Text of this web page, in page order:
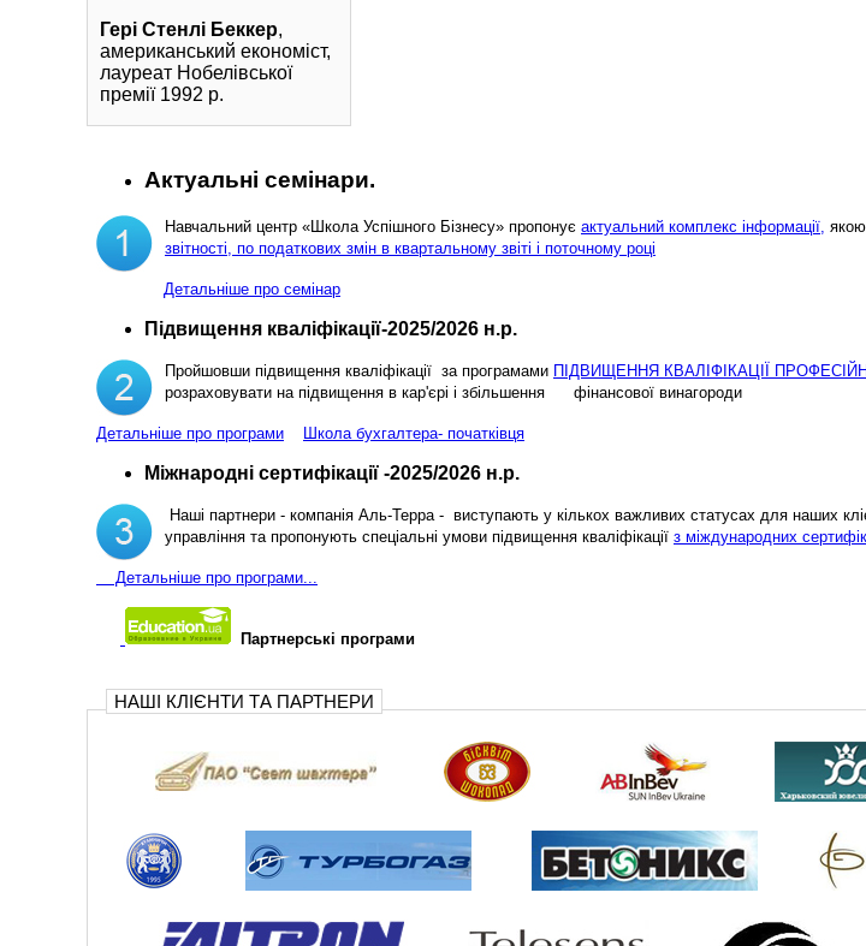
Гері Стенлі Беккер,
американський економіст,
лауреат Нобелівської
премії 1992 р.
Актуальні семінари.
Навчальний центр «Школа Успішного Бізнесу» пропонує актуальний комплекс інформації,
звітності, по податкових змін в квартальному звіті і поточному році
Детальніше про семінар
Підвищення кваліфікації-2025/2026 н.р.
Пройшовши підвищення кваліфікації за програмами ПІДВИЩЕННЯ КВАЛІФІКАЦІЇ
розраховувати на підвищення в кар'єрі і збільшення фінансової винагороди
Детальніше про програми Школа бухгалтера- початківця
Міжнародні сертифікації -2025/2026 н.р.
Наші партнери - компанія Аль-Терра - виступають у кількох важливих статусах для наших
управління та пропонують спеціальні умови підвищення кваліфікації з міждународних
Детальніше про програми...
Партнерські програми
НАШІ КЛІЄНТИ ТА ПАРТНЕРИ